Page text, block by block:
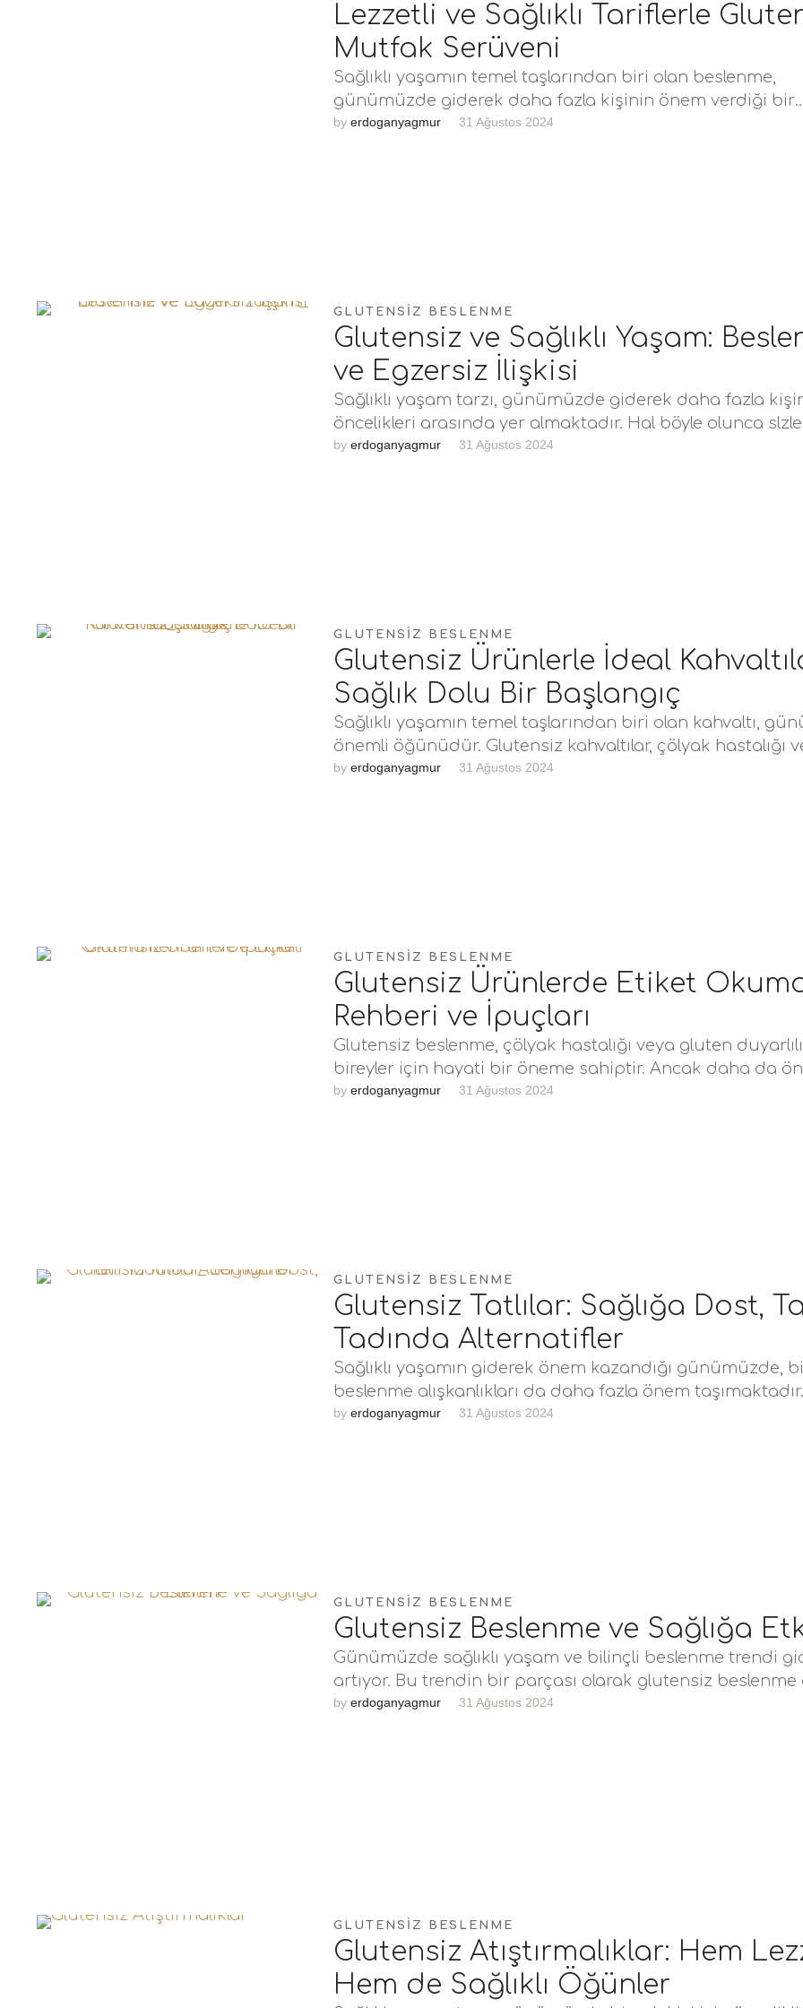
Lezzetli ve Sağlıklı Tariflerle
Mutfak Serüveni
Sağlıklı yaşamın temel taşlarından biri olan beslenme,
günümüzde giderek daha fazla kişinin önem verdiği bir
konudur. Glutensiz beslenme, …
by erdoganyagmur 31 Ağustos 2024
GLUTENSIZ BESLENME
Glutensiz ve Sağlıklı Yaşam:
ve Egzersiz İlişkisi
Sağlıklı yaşam tarzı, günümüzde giderek daha fazla
öncelikleri arasında yer almaktadır. Hal böyle olunca
sağlıklı yaşamın …
by erdoganyagmur 31 Ağustos 2024
GLUTENSIZ BESLENME
Glutensiz Ürünlerle İdeal
Sağlık Dolu Bir Başlangıç
Sağlıklı yaşamın temel taşlarından biri olan kahvaltı,
önemli öğünüdür. Glutensiz kahvaltılar, çölyak hastalığı
gluten duyarlılığı …
by erdoganyagmur 31 Ağustos 2024
GLUTENSIZ BESLENME
Glutensiz Ürünlerde Etiket
Rehberi ve İpuçları
Glutensiz beslenme, çölyak hastalığı veya gluten
bireyler için hayati bir öneme sahiptir. Ancak daha da
…
by erdoganyagmur 31 Ağustos 2024
GLUTENSIZ BESLENME
Glutensiz Tatlılar: Sağlığa Dost,
Tadında Alternatifler
Sağlıklı yaşamın giderek önem kazandığı günümüzde,
beslenme alışkanlıkları da daha fazla önem taşımaktadır.
Sağlıklı ürünler satan bir …
by erdoganyagmur 31 Ağustos 2024
GLUTENSIZ BESLENME
Glutensiz Beslenme ve Sağlığa
Günümüzde sağlıklı yaşam ve bilinçli beslenme trendi
artıyor. Bu trendin bir parçası olarak glutensiz beslenme
büyük …
by erdoganyagmur 31 Ağustos 2024
GLUTENSIZ BESLENME
Glutensiz Atıştırmalıklar: Hem
Hem de Sağlıklı Öğünler